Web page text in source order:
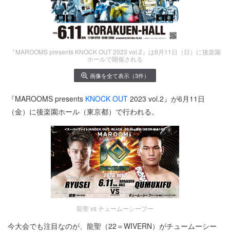
『MAROOMS presents KNOCK OUT 2023 vol.2』は6月11日（日）に後楽園
ホールで開催される
画像を全て表示（3件）
『MAROOMS presents KNOCK OUT 2023 vol.2』が6月11日
（金）に後楽園ホール（東京都）で行われる。
龍聖 vs チュームーシーフー
今大会でも注目なのが、龍聖（22＝WIVERN）がチュームーシー